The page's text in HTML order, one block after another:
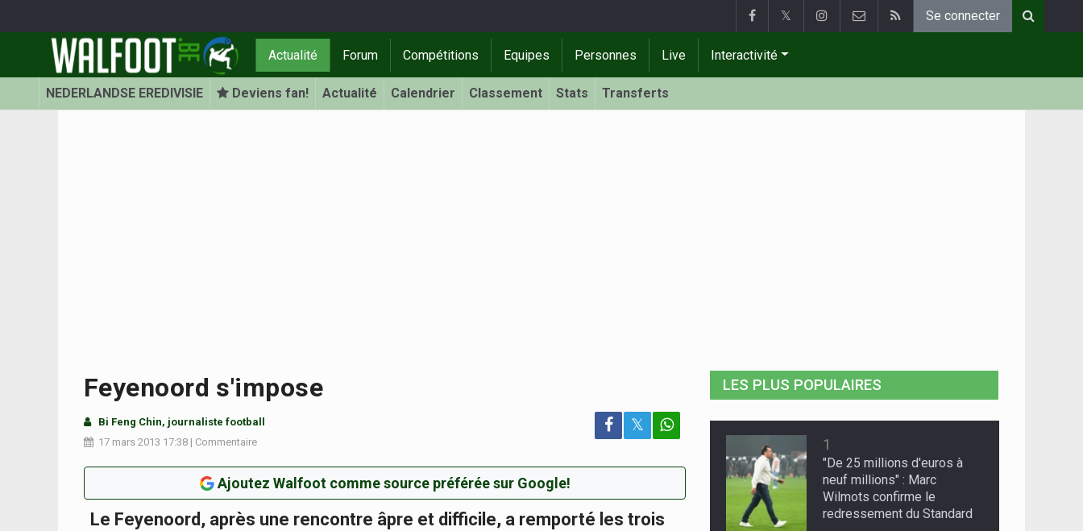
𝕏 Se connecter
Actualité Forum Compétitions Equipes Personnes Live Interactivité
NEDERLANDSE EREDIVISIE Deviens fan! Actualité Calendrier Classement Stats Transferts
Feyenoord s'impose
Bi Feng Chin, journaliste football
17 mars 2013 17:38 | Commentaire
𝕏
Ajoutez Walfoot comme source préférée sur Google!
Le Feyenoord, après une rencontre âpre et difficile, a remporté les trois
LES PLUS POPULAIRES
1
"De 25 millions d'euros à
neuf millions" : Marc
Wilmots confirme le
redressement du Standard